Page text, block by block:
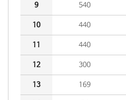
9 540
10 440
11 440
12 300
13 169